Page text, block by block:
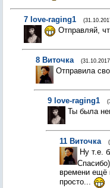
7 love-raging1
Отправляй,
8 Виточка
Отправила
9 love-raging1
Ты была
11 Виточка
Ну т.е.
времени ещё
просто...